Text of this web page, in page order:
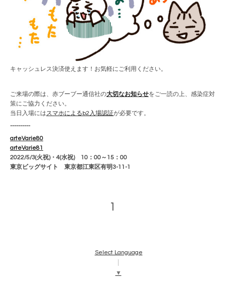
キャッシュレス決済使えます！お気軽にご利用ください。
ご来場の際は、赤ブーブー通信社の大切なお知らせをご一読の上、感染症対
策にご協力ください。
当日入場には スマホによるb2入場認証が必要です。
----------
arteVarie80
arteVarie81
2022/5/3(火祝)・4(水祝) 10：00～15：00
東京ビッグサイト 東京都江東区有明3-11-1
1
Select Language
▼